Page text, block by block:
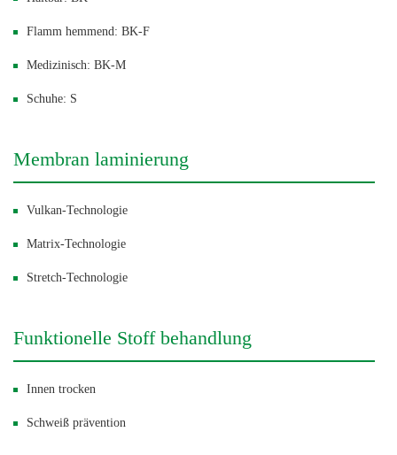
Flamm hemmend: BK-F
Medizinisch: BK-M
Schuhe: S
Membran laminierung
Vulkan-Technologie
Matrix-Technologie
Stretch-Technologie
Funktionelle Stoff behandlung
Innen trocken
Schweiß prävention